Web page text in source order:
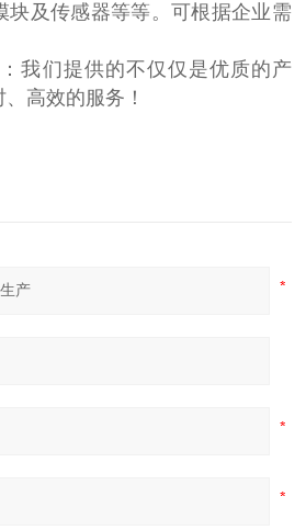
块及传感器等等。可根据企业需
们提供的不仅仅是优质的产
高效的服务！